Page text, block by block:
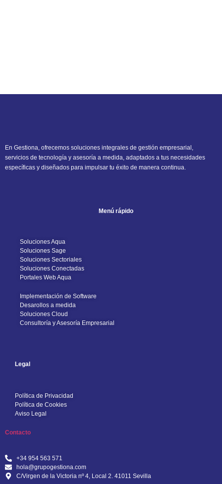
En Gestiona, ofrecemos soluciones integrales de gestión empresarial,
servicios de tecnología y asesoría a medida, adaptados a tus necesidades
específicas y diseñados para impulsar tu éxito de manera continua.
Menú rápido
Soluciones Aqua
Soluciones Sage
Soluciones Sectoriales
Soluciones Conectadas
Portales Web Aqua
Implementación de Software
Desarollos a medida
Soluciones Cloud
Consultoría y Asesoría Empresarial
Legal
Política de Privacidad
Política de Cookies
Aviso Legal
Contacto
+34 954 563 571
hola@grupogestiona.com
C/Virgen de la Victoria nº 4, Local 2. 41011 Sevilla